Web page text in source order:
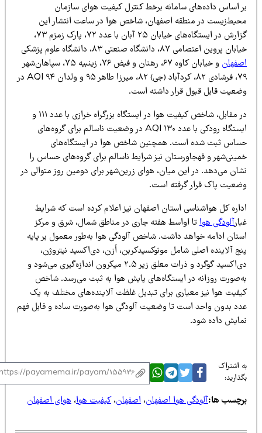
اساس داده‌های سامانه برخط کنترل کیفیت هوای سازمان
در منطقه اصفهان، شاخص هوا در ساعت انتشار این
گزارش در ایستگاه‌های خیابان ۲۵ آبان با عدد ۷۲، پارک زمزم ۷۳،
پروین اعتصامی ۸۷، دانشگاه صنعتی ۸۳، دانشگاه علوم پزشکی
و خیابان کاوه ۶۷، رهنان و فیض ۷۶، زینبیه ۷۵، سپاهان‌شهر
۷۹، فرشادی ۸۲، کردآباد (جی) ۸۲، میرزا طاهر ۹۵ و ولدان ۹۴ AQI در
قابل قبول قرار داشته است.
در مقابل، شاخص کیفیت هوا در ایستگاه بزرگراه خرازی با عدد ۱۱۱ و
ایستگاه رودکی با عدد ۱۳۰ AQI در وضعیت ناسالم برای گروه‌های
ثبت شده است. همچنین شاخص هوا در ایستگاه‌های
و قهجاورستان نیز شرایط ناسالم برای گروه‌های حساس را
می‌دهد. در این میان، هوای زرین‌شهر برای دومین روز متوالی در
پاک قرار گرفته است.
کل هواشناسی استان اصفهان نیز اعلام کرده است که شرایط
آلودگی هواتا اواسط هفته جاری در مناطق شمال، شرق و مرکز
ادامه خواهد داشت. شاخص آلودگی هوا به‌طور معمول بر پایه
آلاینده اصلی شامل مونوکسیدکربن، اُزن، دی‌اکسید نیتروژن،
دی‌اکسید گوگرد و ذرات معلق زیر ۲.۵ میکرون اندازه‌گیری می‌شود و
روزانه در ایستگاه‌های پایش هوا به ثبت می‌رسد. شاخص
هوا نیز معیاری برای تبدیل غلظت آلاینده‌های مختلف به یک
بدون واحد است تا وضعیت آلودگی هوا به‌صورت ساده و قابل فهم
داده شود.
اشتراک
ها:آلودگی هوا اصفهان،اصفهان،کیفیت هوا،هوای اصفهان